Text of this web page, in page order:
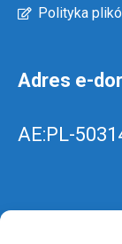
Polityka
Adres e-
AE:PL-
Skrzynka